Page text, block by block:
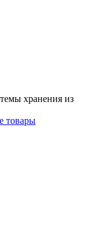
хранения из
товары